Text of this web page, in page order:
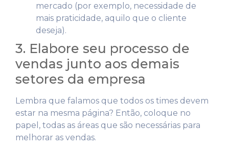
mercado (por exemplo, necessidade de
mais praticidade, aquilo que o cliente
deseja).
3. Elabore seu processo de
vendas junto aos demais
setores da empresa
Lembra que falamos que todos os times devem
estar na mesma página? Então, coloque no
papel, todas as áreas que são necessárias para
melhorar as vendas.